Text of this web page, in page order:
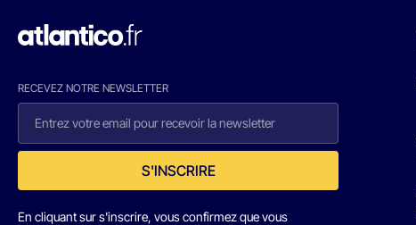
RECEVEZ NOTRE NEWSLETTER
S'INSCRIRE
En cliquant sur s'inscrire, vous confirmez que vous